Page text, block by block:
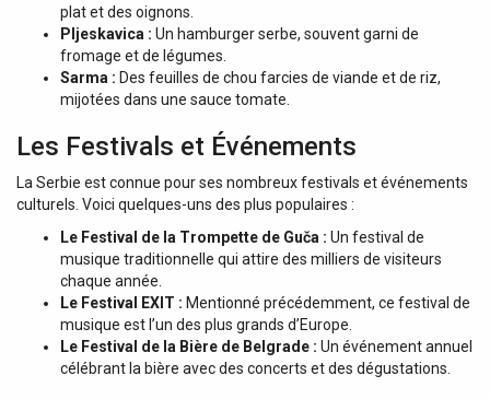
plat et des oignons.
Pljeskavica : Un hamburger serbe, souvent garni de
fromage et de légumes.
Sarma : Des feuilles de chou farcies de viande et de riz,
mijotées dans une sauce tomate.
Les Festivals et Événements
La Serbie est connue pour ses nombreux festivals et événements
culturels. Voici quelques-uns des plus populaires :
Le Festival de la Trompette de Guča : Un festival de
musique traditionnelle qui attire des milliers de visiteurs
chaque année.
Le Festival EXIT : Mentionné précédemment, ce festival de
musique est l’un des plus grands d’Europe.
Le Festival de la Bière de Belgrade : Un événement annuel
célébrant la bière avec des concerts et des dégustations.